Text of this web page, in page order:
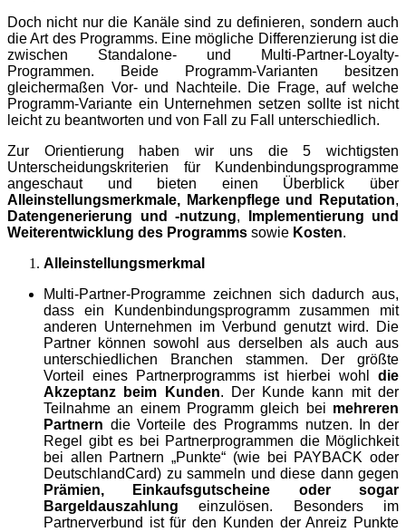
Doch nicht nur die Kanäle sind zu definieren, sondern auch
die Art des Programms. Eine mögliche Differenzierung ist die
zwischen Standalone- und Multi-Partner-Loyalty-
Programmen. Beide Programm-Varianten besitzen
gleichermaßen Vor- und Nachteile. Die Frage, auf welche
Programm-Variante ein Unternehmen setzen sollte ist nicht
leicht zu beantworten und von Fall zu Fall unterschiedlich.
Zur Orientierung haben wir uns die 5 wichtigsten
Unterscheidungskriterien für Kundenbindungsprogramme
angeschaut und bieten einen Überblick über
Alleinstellungsmerkmale, Markenpflege und Reputation,
Datengenerierung und -nutzung,
Implementierung und
Weiterentwicklung des Programms sowie Kosten.
Alleinstellungsmerkmal
Multi-Partner-Programme zeichnen sich dadurch aus,
dass ein Kundenbindungsprogramm zusammen mit
anderen Unternehmen im Verbund genutzt wird. Die
Partner können sowohl aus derselben als auch aus
unterschiedlichen Branchen stammen. Der größte
Vorteil eines Partnerprogramms ist hierbei wohl die
Akzeptanz beim Kunden. Der Kunde kann mit der
Teilnahme an einem Programm gleich bei mehreren
Partnern die Vorteile des Programms nutzen.
In der
Regel gibt es bei Partnerprogrammen die Möglichkeit
bei allen Partnern „Punkte“ (wie bei PAYBACK oder
DeutschlandCard) zu sammeln und diese dann gegen
Prämien, Einkaufsgutscheine oder sogar
Bargeldauszahlung einzulösen. Besonders im
Partnerverbund ist für den Kunden der Anreiz Punkte